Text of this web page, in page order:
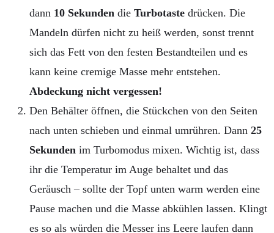
dann 10 Sekunden die Turbotaste drücken. Die
Mandeln dürfen nicht zu heiß werden, sonst trennt
sich das Fett von den festen Bestandteilen und es
kann keine cremige Masse mehr entstehen.
Abdeckung nicht vergessen!
Den Behälter öffnen, die Stückchen von den Seiten
nach unten schieben und einmal umrühren. Dann 25
Sekunden im Turbomodus mixen. Wichtig ist, dass
ihr die Temperatur im Auge behaltet und das
Geräusch – sollte der Topf unten warm werden eine
Pause machen und die Masse abkühlen lassen. Klingt
es so als würden die Messer ins Leere laufen dann